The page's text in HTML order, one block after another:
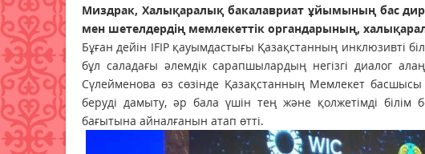
Миздрак, Халықаралық бакалавриат ұйымының бас
мен шетелдердің мемлекеттік органдарының,
Бұған дейін IFIP қауымдастығы Қазақстанның инклюзивті
бұл саладағы әлемдік сарапшылардың негізгі диалог
Сүлейменова өз сөзінде Қазақстанның Мемлекет
беруді дамыту, әр бала үшін тең және қолжетімді білім
бағытына айналғанын атап өтті.